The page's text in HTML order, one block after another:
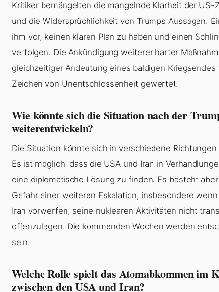
Kritiker bemängelten die mangelnde Klarheit der US-
und die Widersprüchlichkeit von Trumps Aussagen.
ihm vor, keinen klaren Plan zu haben und einen
verfolgen. Die Ankündigung weiterer harter
gleichzeitiger Andeutung eines baldigen Kriegsendes
Zeichen von Unentschlossenheit gewertet.
Wie könnte sich die Situation nach der
weiterentwickeln?
Die Situation könnte sich in verschiedene
Es ist möglich, dass die USA und Iran in
eine diplomatische Lösung zu finden. Es besteht
Gefahr einer weiteren Eskalation, insbesondere
Iran vorwerfen, seine nuklearen Aktivitäten nicht
offenzulegen. Die kommenden Wochen werden
sein.
Welche Rolle spielt das Atomabkommen im
zwischen den USA und Iran?